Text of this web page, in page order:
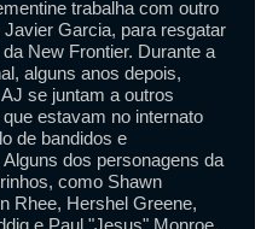
trabalha com outro
Garcia, para resgatar
New Frontier. Durante a
alguns anos depois,
se juntam a outros
estavam no internato
de bandidos e
dos personagens da
como Shawn
Rhee, Hershel Greene,
e Paul "Jesus" Monroe,